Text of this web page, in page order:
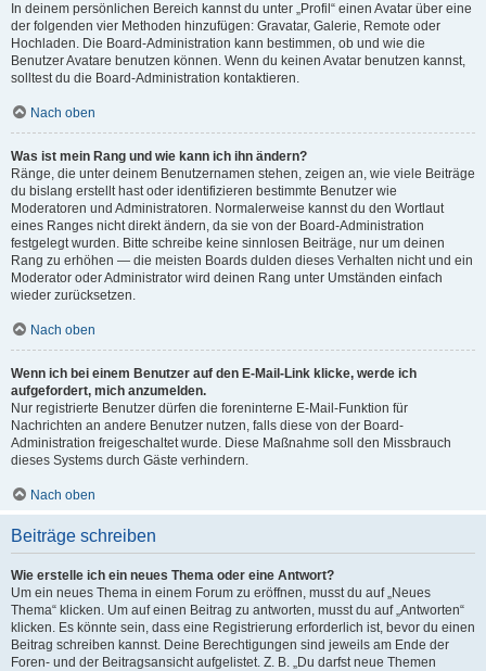
In deinem persönlichen Bereich kannst du unter „Profil“ einen Avatar über eine
der folgenden vier Methoden hinzufügen: Gravatar, Galerie, Remote oder
Hochladen. Die Board-Administration kann bestimmen, ob und wie die
Benutzer Avatare benutzen können. Wenn du keinen Avatar benutzen kannst,
solltest du die Board-Administration kontaktieren.
Nach oben
Was ist mein Rang und wie kann ich ihn ändern?
Ränge, die unter deinem Benutzernamen stehen, zeigen an, wie viele Beiträge
du bislang erstellt hast oder identifizieren bestimmte Benutzer wie
Moderatoren und Administratoren. Normalerweise kannst du den Wortlaut
eines Ranges nicht direkt ändern, da sie von der Board-Administration
festgelegt wurden. Bitte schreibe keine sinnlosen Beiträge, nur um deinen
Rang zu erhöhen — die meisten Boards dulden dieses Verhalten nicht und ein
Moderator oder Administrator wird deinen Rang unter Umständen einfach
wieder zurücksetzen.
Nach oben
Wenn ich bei einem Benutzer auf den E-Mail-Link klicke, werde ich
aufgefordert, mich anzumelden.
Nur registrierte Benutzer dürfen die foreninterne E-Mail-Funktion für
Nachrichten an andere Benutzer nutzen, falls diese von der Board-
Administration freigeschaltet wurde. Diese Maßnahme soll den Missbrauch
dieses Systems durch Gäste verhindern.
Nach oben
Beiträge schreiben
Wie erstelle ich ein neues Thema oder eine Antwort?
Um ein neues Thema in einem Forum zu eröffnen, musst du auf „Neues
Thema“ klicken. Um auf einen Beitrag zu antworten, musst du auf „Antworten“
klicken. Es könnte sein, dass eine Registrierung erforderlich ist, bevor du einen
Beitrag schreiben kannst. Deine Berechtigungen sind jeweils am Ende der
Foren- und der Beitragsansicht aufgelistet. Z. B. „Du darfst neue Themen